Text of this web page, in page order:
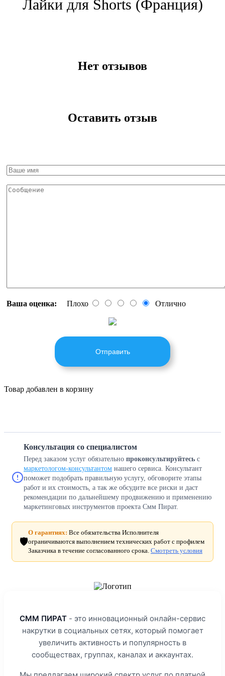
Лайки для Shorts (Франция)
Нет отзывов
Оставить отзыв
Ваша оценка: Плохо Отлично
Отправить
Товар добавлен в корзину
Консультация со специалистом
Перед заказом услуг обязательно проконсультируйтесь с
маркетологом-консультантом нашего сервиса. Консультант
поможет подобрать правильную услугу, обговорите этапы
работ и их стоимость, а так же обсудите все риски и даст
рекомендации по дальнейшему продвижению и применению
маркетинговых инструментов проекта Смм Пират.
🛡️
О гарантиях: Все обязательства Исполнителя
ограничиваются выполнением технических работ с профилем
Заказчика в течение согласованного срока. Смотреть условия
СММ ПИРАТ - это инновационный онлайн-сервис
накрутки в социальных сетях, который помогает
увеличить активность и популярность в
сообществах, группах, каналах и аккаунтах.